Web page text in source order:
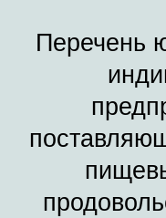
Перечень